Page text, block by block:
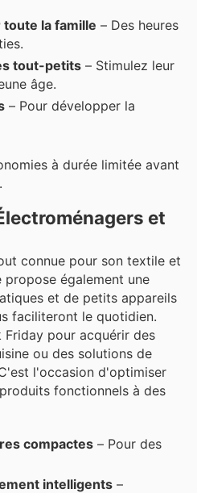
la famille – Des heures
tout-petits – Stimulez leur
âge.
– Pour développer la
à durée limitée avant
et
connue pour son textile et
également une
et de petits appareils
faciliteront le quotidien.
pour acquérir des
ou des solutions de
l'occasion d'optimiser
fonctionnels à des
compactes – Pour des
intelligents –